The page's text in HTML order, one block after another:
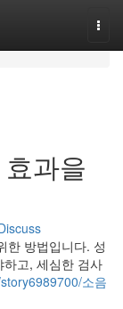
과을
한 방법입니다. 성
고, 세심한 검사
소음